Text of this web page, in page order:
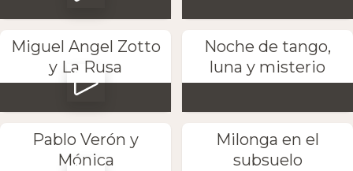
Miguel Angel Zotto
y La Rusa
Noche de tango,
luna y misterio
Pablo Verón y
Mónica
Milonga en el
subsuelo